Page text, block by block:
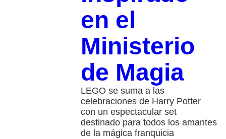
en el
Ministerio
de Magia
LEGO se suma a las
celebraciones de Harry Potter
con un espectacular set
destinado para todos los amantes
de la mágica franquicia